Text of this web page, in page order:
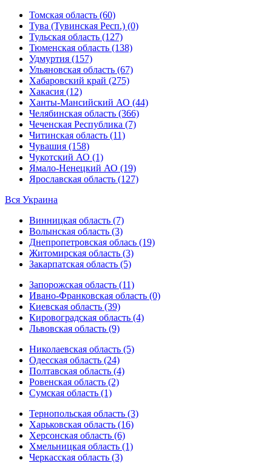
Томская область (60)
Тува (Тувинская Респ.) (0)
Тульская область (127)
Тюменская область (138)
Удмуртия (157)
Ульяновская область (67)
Хабаровский край (275)
Хакасия (12)
Ханты-Мансийский АО (44)
Челябинская область (366)
Чеченская Республика (7)
Читинская область (11)
Чувашия (158)
Чукотский АО (1)
Ямало-Ненецкий АО (19)
Ярославская область (127)
Вся Украина
Винницкая область (7)
Волынская область (3)
Днепропетровская облась (19)
Житомирская область (3)
Закарпатская область (5)
Запорожская область (11)
Ивано-Франковская область (0)
Киевская область (39)
Кировоградская область (4)
Львовская область (9)
Николаевская область (5)
Одесская область (24)
Полтавская область (4)
Ровенская область (2)
Сумская область (1)
Тернопольская область (3)
Харьковская область (16)
Херсонская область (6)
Хмельницкая область (1)
Черкасская область (3)